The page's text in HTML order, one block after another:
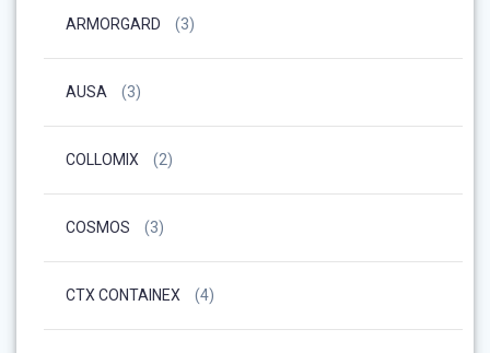
ARMORGARD (3)
AUSA (3)
COLLOMIX (2)
COSMOS (3)
CTX CONTAINEX (4)